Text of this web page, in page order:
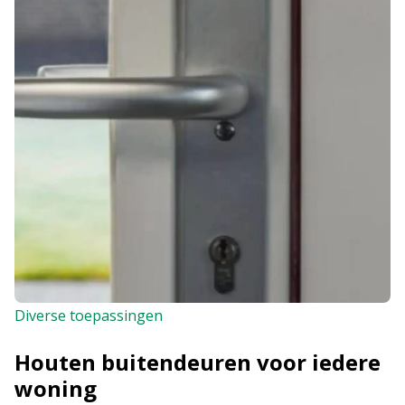
Diverse toepassingen
Houten buitendeuren voor iedere
woning